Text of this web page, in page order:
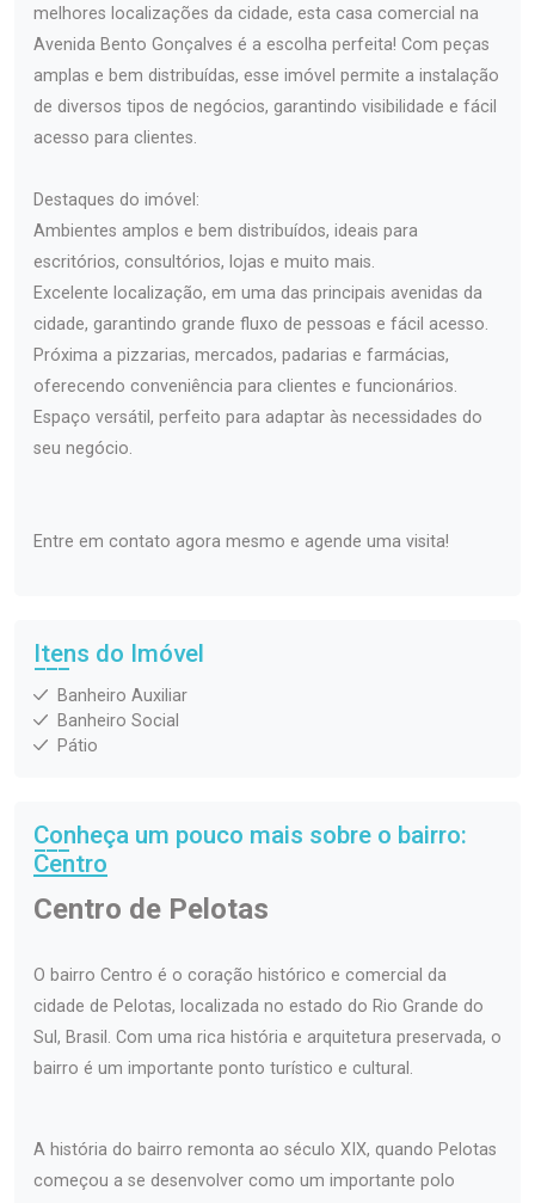
melhores localizações da cidade, esta casa comercial na
Avenida Bento Gonçalves é a escolha perfeita! Com peças
amplas e bem distribuídas, esse imóvel permite a instalação
de diversos tipos de negócios, garantindo visibilidade e fácil
acesso para clientes.
Destaques do imóvel:
Ambientes amplos e bem distribuídos, ideais para
escritórios, consultórios, lojas e muito mais.
Excelente localização, em uma das principais avenidas da
cidade, garantindo grande fluxo de pessoas e fácil acesso.
Próxima a pizzarias, mercados, padarias e farmácias,
oferecendo conveniência para clientes e funcionários.
Espaço versátil, perfeito para adaptar às necessidades do
seu negócio.
Entre em contato agora mesmo e agende uma visita!
Itens do Imóvel
Banheiro Auxiliar
Banheiro Social
Pátio
Conheça um pouco mais sobre o bairro:
Centro
Centro de Pelotas
O bairro Centro é o coração histórico e comercial da
cidade de Pelotas, localizada no estado do Rio Grande do
Sul, Brasil. Com uma rica história e arquitetura preservada, o
bairro é um importante ponto turístico e cultural.
A história do bairro remonta ao século XIX, quando Pelotas
começou a se desenvolver como um importante polo